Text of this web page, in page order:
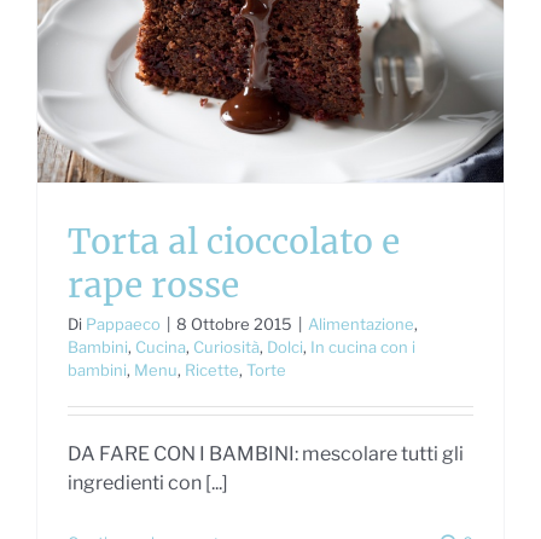
Torta al cioccolato e
rape rosse
Di Pappaeco 8 Ottobre 2015 Alimentazione,
Bambini, Cucina, Curiosità, Dolci, In cucina con i
bambini, Menu, Ricette, Torte
DA FARE CON I BAMBINI: mescolare tutti gli
ingredienti con [...]